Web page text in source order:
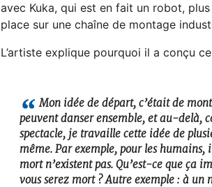
avec Kuka, qui est en fait un robot,
place sur une chaîne de montage
L’artiste explique pourquoi il a conçu
Mon idée de départ, c’était de
peuvent danser ensemble, et au-delà,
spectacle, je travaille cette idée de
même. Par exemple, pour les
mort n’existent pas. Qu’est-ce que ça
vous serez mort ? Autre exemple : à un